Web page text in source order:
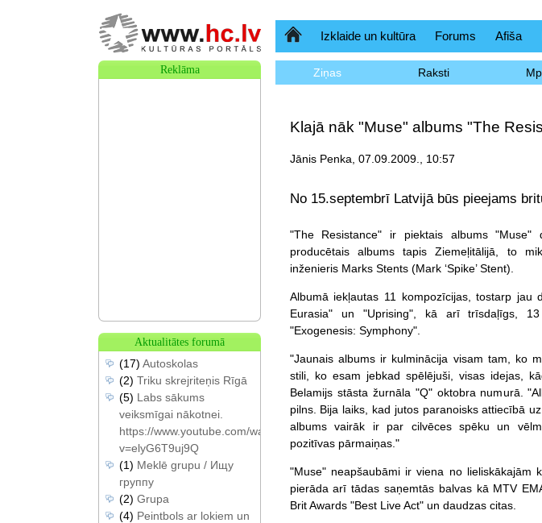
SākumlapaIzklaide un kultūra Forums Afiša
Ziņas Raksti
Klajā nāk "Muse" albums "The
Jānis Penka, 07.09.2009., 10:57
No 15.septembrī Latvijā būs pieejams
"The Resistance" ir piektais albums "Muse"
producētais albums tapis Ziemeļitālijā, to
inženieris Marks Stents (Mark ‘Spike’ Stent).
Albumā iekļautas 11 kompozīcijas, tostarp jau
Eurasia" un "Uprising", kā arī trīsdaļīgs,
"Exogenesis: Symphony".
"Jaunais albums ir kulminācija visam tam, ko
stili, ko esam jebkad spēlējuši, visas idejas,
Belamijs stāsta žurnāla "Q" oktobra numurā.
pilns. Bija laiks, kad jutos paranoisks attiecībā
albums vairāk ir par cilvēces spēku un
pozitīvas pārmaiņas."
"Muse" neapšaubāmi ir viena no lieliskākajām
pierāda arī tādas saņemtās balvas kā MTV
Brit Awards "Best Live Act" un daudzas citas.
Reklāma
Aktualitātes forumā
(17) Autoskolas
(2) Triku skrejriteņis Rīgā
(5) Labs sākums
veiksmīgai nākotnei.
https://www.youtube.com/watch?
v=elyG6T9uj9Q
(1) Meklē grupu / Ищу
группу
(2) Grupa
(4) Peintbols ar lokiem un